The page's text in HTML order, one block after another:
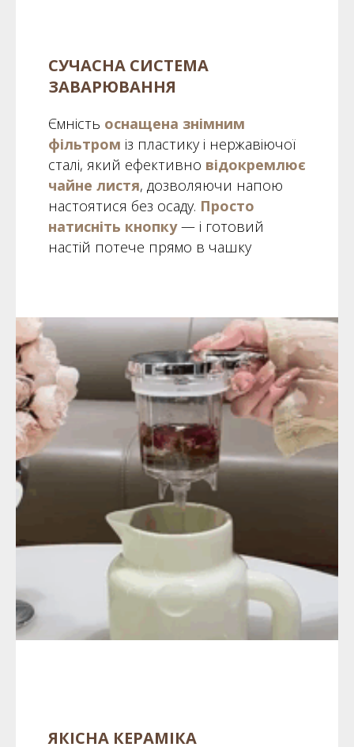
СУЧАСНА СИСТЕМА
ЗАВАРЮВАННЯ
Ємність оснащена знімним
фільтром із пластику і нержавіючої
сталі, який ефективно відокремлює
чайне листя, дозволяючи напою
настоятися без осаду. Просто
натисніть кнопку— і готовий
настій потече прямо в чашку
ЯКІСНА КЕРАМІКА